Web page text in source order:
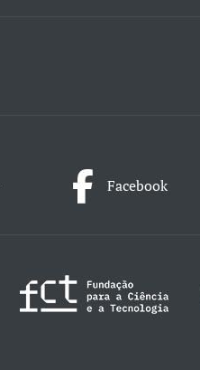
Facebook